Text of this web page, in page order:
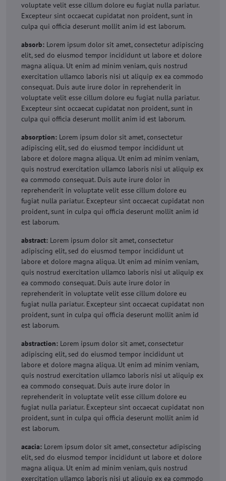
voluptate velit esse cillum dolore eu fugiat nulla pariatur.
Excepteur sint occaecat cupidatat non proident, sunt in
culpa qui officia deserunt mollit anim id est laborum.
absorb: Lorem ipsum dolor sit amet, consectetur adipiscing
elit, sed do eiusmod tempor incididunt ut labore et dolore
magna aliqua. Ut enim ad minim veniam, quis nostrud
exercitation ullamco laboris nisi ut aliquip ex ea commodo
consequat. Duis aute irure dolor in reprehenderit in
voluptate velit esse cillum dolore eu fugiat nulla pariatur.
Excepteur sint occaecat cupidatat non proident, sunt in
culpa qui officia deserunt mollit anim id est laborum.
absorption: Lorem ipsum dolor sit amet, consectetur
adipiscing elit, sed do eiusmod tempor incididunt ut
labore et dolore magna aliqua. Ut enim ad minim veniam,
quis nostrud exercitation ullamco laboris nisi ut aliquip ex
ea commodo consequat. Duis aute irure dolor in
reprehenderit in voluptate velit esse cillum dolore eu
fugiat nulla pariatur. Excepteur sint occaecat cupidatat non
proident, sunt in culpa qui officia deserunt mollit anim id
est laborum.
abstract: Lorem ipsum dolor sit amet, consectetur
adipiscing elit, sed do eiusmod tempor incididunt ut
labore et dolore magna aliqua. Ut enim ad minim veniam,
quis nostrud exercitation ullamco laboris nisi ut aliquip ex
ea commodo consequat. Duis aute irure dolor in
reprehenderit in voluptate velit esse cillum dolore eu
fugiat nulla pariatur. Excepteur sint occaecat cupidatat non
proident, sunt in culpa qui officia deserunt mollit anim id
est laborum.
abstraction: Lorem ipsum dolor sit amet, consectetur
adipiscing elit, sed do eiusmod tempor incididunt ut
labore et dolore magna aliqua. Ut enim ad minim veniam,
quis nostrud exercitation ullamco laboris nisi ut aliquip ex
ea commodo consequat. Duis aute irure dolor in
reprehenderit in voluptate velit esse cillum dolore eu
fugiat nulla pariatur. Excepteur sint occaecat cupidatat non
proident, sunt in culpa qui officia deserunt mollit anim id
est laborum.
acacia: Lorem ipsum dolor sit amet, consectetur adipiscing
elit, sed do eiusmod tempor incididunt ut labore et dolore
magna aliqua. Ut enim ad minim veniam, quis nostrud
exercitation ullamco laboris nisi ut aliquip ex ea commodo